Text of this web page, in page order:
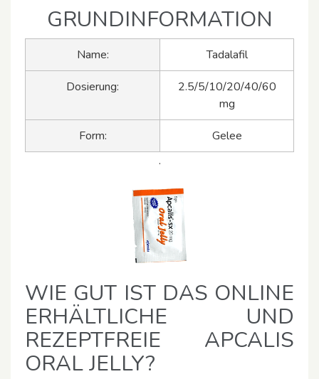
GRUNDINFORMATION
Name: Tadalafil
Dosierung:
2.5/5/10/20/40/60
mg
Form:
Gelee
.
WIE GUT IST DAS ONLINE
ERHÄLTLICHE UND
REZEPTFREIE APCALIS
ORAL JELLY?